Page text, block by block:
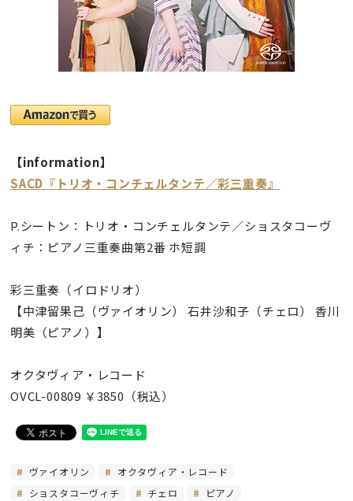
【information】
SACD『トリオ・コンチェルタンテ／彩三重奏』
P.シートン：トリオ・コンチェルタンテ／ショスタコーヴ
ィチ：ピアノ三重奏曲第2番 ホ短調
彩三重奏 （イロドリオ）
【中津留果己（ヴァイオリン） 石井沙和子（チェロ） 香川
明美（ピアノ）】
オクタヴィア・レコード
OVCL-00809 ￥3850（税込）
ヴァイオリン
オクタヴィア・レコード
ショスタコーヴィチ
チェロ
ピアノ